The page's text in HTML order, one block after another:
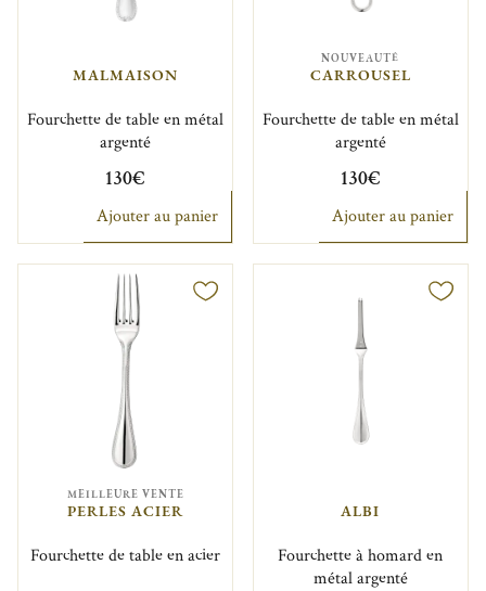
MALMAISON
Fourchette de table en métal
argenté
130€
Ajouter au panier
NOUVEAUTÉ
CARROUSEL
Fourchette de table en métal
argenté
130€
Ajouter au panier
MEILLEURE VENTE
PERLES ACIER
Fourchette de table en acier
ALBI
Fourchette à homard en
métal argenté